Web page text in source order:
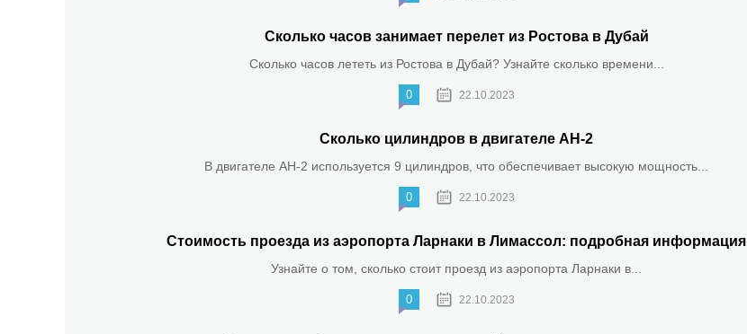
Сколько часов занимает перелет из Ростова в Дубай
Сколько часов лететь из Ростова в Дубай? Узнайте сколько времени...
0 22.10.2023
Сколько цилиндров в двигателе АН-2
В двигателе АН-2 используется 9 цилиндров, что обеспечивает высокую мощность...
0 22.10.2023
Стоимость проезда из аэропорта Ларнаки в Лимассол: подробная информация
Узнайте о том, сколько стоит проезд из аэропорта Ларнаки в...
0 22.10.2023